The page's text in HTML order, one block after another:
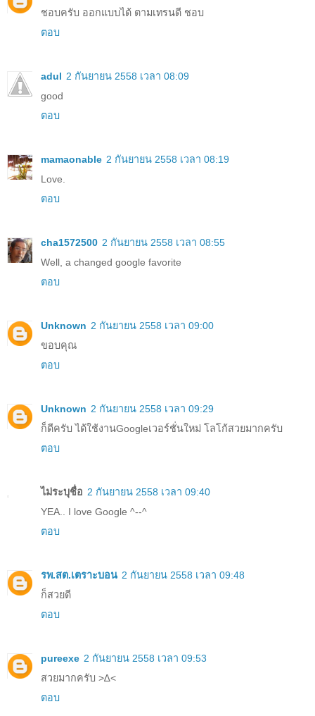
ชอบครับ ออกแบบได้ ตามเทรนดี ชอบ
ตอบ
adul 2 กันยายน 2558 เวลา 08:09
good
ตอบ
mamaonable 2 กันยายน 2558 เวลา 08:19
Love.
ตอบ
cha1572500 2 กันยายน 2558 เวลา 08:55
Well, a changed google favorite
ตอบ
Unknown 2 กันยายน 2558 เวลา 09:00
ขอบคุณ
ตอบ
Unknown 2 กันยายน 2558 เวลา 09:29
ก็ดีครับ ได้ใช้งานGoogleเวอร์ชั่นใหม่ โลโก้สวยมากครับ
ตอบ
ไม่ระบุชื่อ 2 กันยายน 2558 เวลา 09:40
YEA.. I love Google ^--^
ตอบ
รพ.สต.เตราะบอน 2 กันยายน 2558 เวลา 09:48
ก็สวยดี
ตอบ
pureexe 2 กันยายน 2558 เวลา 09:53
สวยมากครับ >∆<
ตอบ